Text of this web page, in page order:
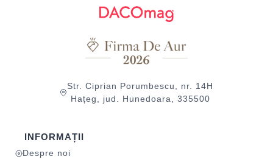
Str. Ciprian Porumbescu, nr. 14H
Hațeg, jud. Hunedoara, 335500
INFORMAȚII
Despre noi